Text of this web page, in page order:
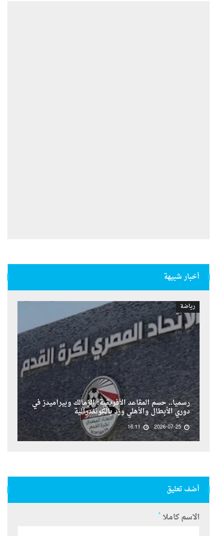
أخبار شبيهة
رياضة
رسمياً.. حسم المقاعد الأفريقية: الزمالك وبيراميدز في
دوري الأبطال والأهلي وزد بالكونفدرالية
2026-07-25
16:11
أضف تعليق
الاسم كاملا *